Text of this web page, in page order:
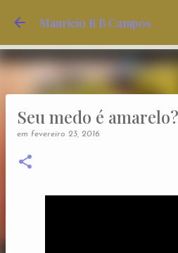
Pular para o
Mauricio R B Campos
Seu medo é amarelo?
em fevereiro 23, 2016